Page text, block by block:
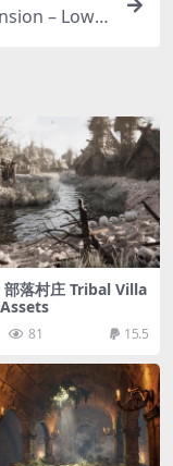
– Low P
部落村庄 Tribal Villa
81 15.5